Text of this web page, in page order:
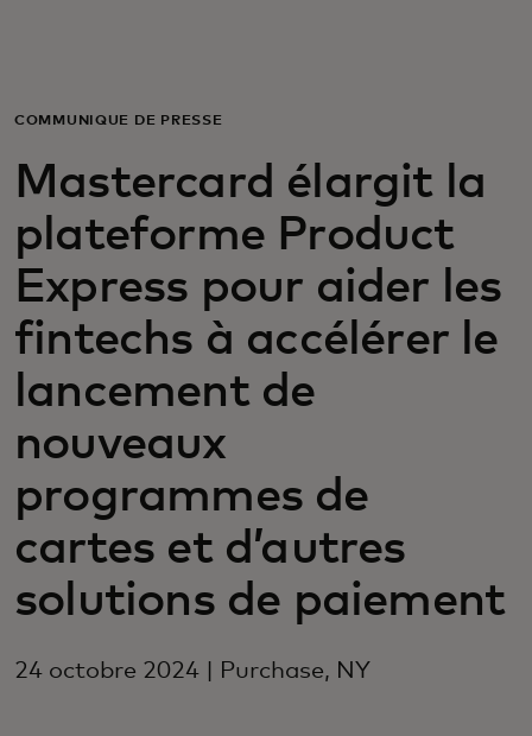
Pour l'entreprise
Pour le monde
Pour les innovateurs
Actualités et tendances
COMMUNIQUÉ DE PRESSE
Mastercard élargit la
plateforme Product
Express pour aider les
fintechs à accélérer le
lancement de
nouveaux
programmes de
cartes et d’autres
solutions de paiement
24 octobre 2024 | Purchase, NY